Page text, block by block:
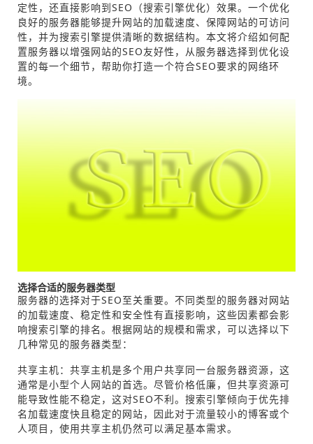
定性，还直接影响到SEO（搜索引擎优化）效果。一个优化
良好的服务器能够提升网站的加载速度、保障网站的可访问
性，并为搜索引擎提供清晰的数据结构。本文将介绍如何配
置服务器以增强网站的SEO友好性，从服务器选择到优化设
置的每一个细节，帮助你打造一个符合SEO要求的网络环
境。
选择合适的服务器类型
服务器的选择对于SEO至关重要。不同类型的服务器对网站
的加载速度、稳定性和安全性有直接影响，这些因素都会影
响搜索引擎的排名。根据网站的规模和需求，可以选择以下
几种常见的服务器类型：
共享主机：共享主机是多个用户共享同一台服务器资源，这
通常是小型个人网站的首选。尽管价格低廉，但共享资源可
能导致性能不稳定，这对SEO不利。搜索引擎倾向于优先排
名加载速度快且稳定的网站，因此对于流量较小的博客或个
人项目，使用共享主机仍然可以满足基本需求。